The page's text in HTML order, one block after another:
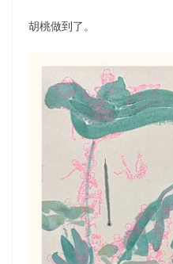
胡桃做到了。